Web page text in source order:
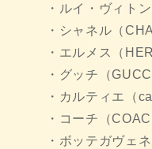
・ルイ・ヴィト
・シャネル（
・エルメス（
・グッチ（
・カルティエ（
・コーチ（
・ボッテガヴェ